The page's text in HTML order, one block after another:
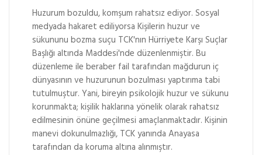
Huzurum bozuldu, komşum rahatsız ediyor. Sosyal
medyada hakaret ediliyorsa Kişilerin huzur ve
sükununu bozma suçu TCK'nın Hürriyete Karşı Suçlar
Başlığı altında Maddesi'nde düzenlenmiştir. Bu
düzenleme ile beraber fail tarafından mağdurun iç
dünyasının ve huzurunun bozulması yaptırıma tabi
tutulmuştur. Yani, bireyin psikolojik huzur ve sükunu
korunmakta; kişilik haklarına yönelik olarak rahatsız
edilmesinin önüne geçilmesi amaçlanmaktadır. Kişinin
manevi dokunulmazlığı, TCK yanında Anayasa
tarafından da koruma altına alınmıştır.